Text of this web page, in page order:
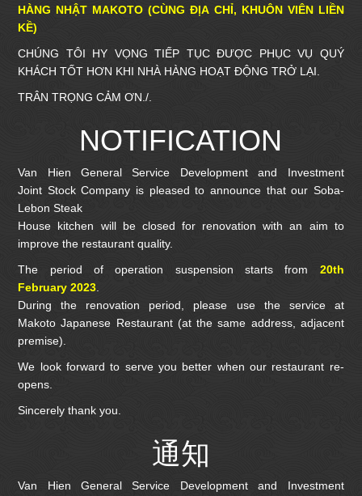
HÀNG NHẬT MAKOTO (CÙNG ĐỊA CHỈ, KHUÔN VIÊN LIỀN
KỀ)
CHÚNG TÔI HY VỌNG TIẾP TỤC ĐƯỢC PHỤC VỤ QUÝ
KHÁCH TỐT HƠN KHI NHÀ HÀNG HOẠT ĐỘNG TRỞ LẠI.
TRÂN TRỌNG CẢM ƠN./.
NOTIFICATION
Van Hien General Service Development and Investment
Joint Stock Company is pleased to announce that our Soba-
Lebon Steak
House kitchen will be closed for renovation with an aim to
improve the restaurant quality.
The period of operation suspension starts from 20th
February 2023.
During the renovation period, please use the service at
Makoto Japanese Restaurant (at the same address, adjacent
premise).
We look forward to serve you better when our restaurant re-
opens.
Sincerely thank you.
通知
Van Hien General Service Development and Investment